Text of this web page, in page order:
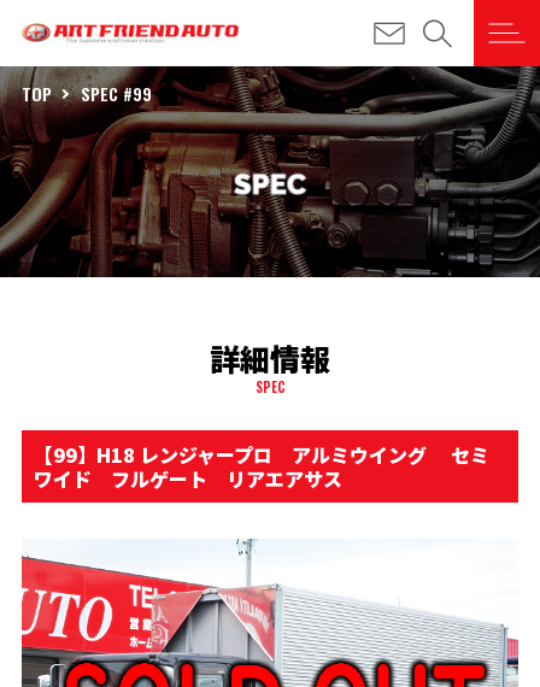
TOP SPEC #99
詳細情報
SPEC
【99】H18 レンジャープロ アルミウイング セミ
ワイド フルゲート リアエアサス